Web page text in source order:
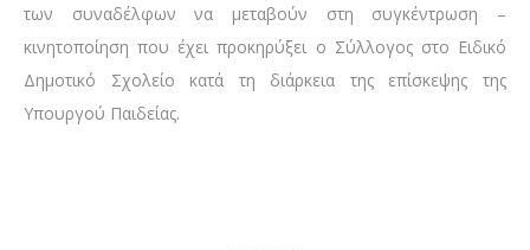
των συναδέλφων να μεταβούν στη συγκέντρωση –
κινητοποίηση που έχει προκηρύξει ο Σύλλογος στο Ειδικό
Δημοτικό Σχολείο κατά τη διάρκεια της επίσκεψης της
Υπουργού Παιδείας.